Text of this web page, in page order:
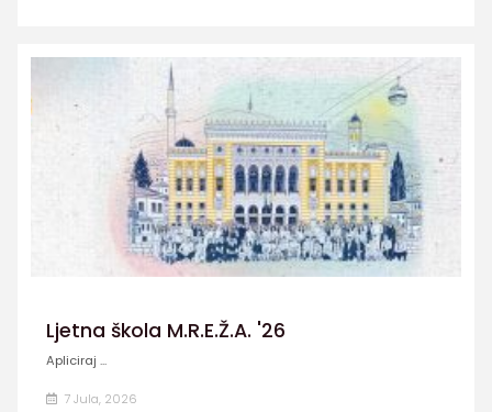
Ljetna škola M.R.E.Ž.A. '26
Apliciraj ...
7 Jula, 2026